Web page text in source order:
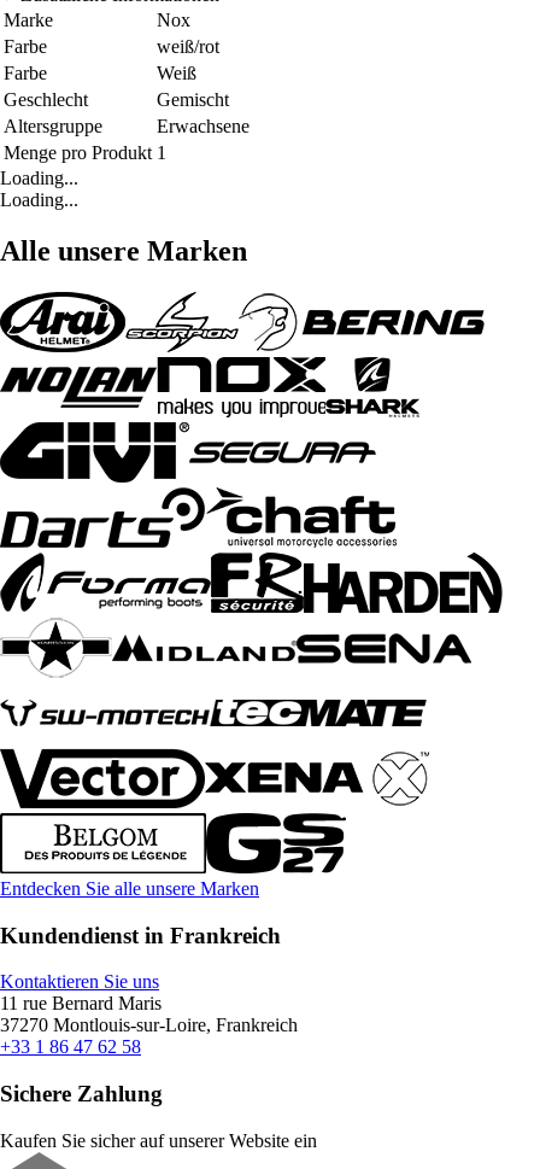
Marke
Nox
Farbe
weiß/rot
Farbe
Weiß
Geschlecht
Gemischt
Altersgruppe
Erwachsene
Menge pro Produkt 1
Loading...
Loading...
Alle unsere Marken
Entdecken Sie alle unsere Marken
Kundendienst in Frankreich
Kontaktieren Sie uns
11 rue Bernard Maris
37270 Montlouis-sur-Loire, Frankreich
+33 1 86 47 62 58
Sichere Zahlung
Kaufen Sie sicher auf unserer Website ein